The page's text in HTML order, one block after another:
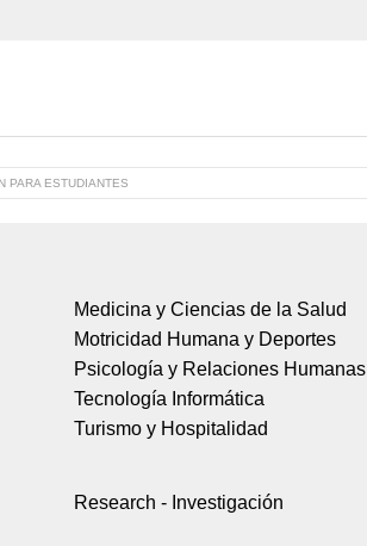
PARA ESTUDIANTES
Medicina y Ciencias de la Salud
Motricidad Humana y Deportes
Psicología y Relaciones Humanas
Tecnología Informática
Turismo y Hospitalidad
Research - Investigación